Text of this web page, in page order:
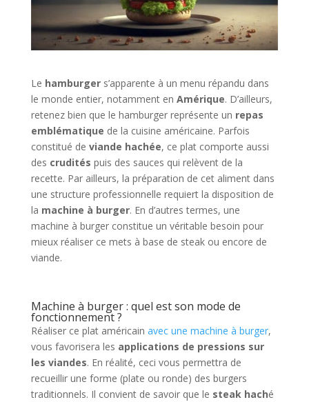
Le hamburgers’apparente à un menu répandu dans
le monde entier, notamment en Amérique. D’ailleurs,
retenez bien que le hamburger représente un repas
emblématique de la cuisine américaine. Parfois
constitué de viande hachée, ce plat comporte aussi
des crudités puis des sauces qui relèvent de la
recette. Par ailleurs, la préparation de cet aliment dans
une structure professionnelle requiert la disposition de
la machine à burger. En d’autres termes, une
machine à burger constitue un véritable besoin pour
mieux réaliser ce mets à base de steak ou encore de
viande.
Machine à burger : quel est son mode de
fonctionnement ?
Réaliser ce plat américain avec une machine à burger,
vous favorisera les applications de pressions sur
les viandes. En réalité, ceci vous permettra de
recueillir une forme (plate ou ronde) des burgers
traditionnels. Il convient de savoir que le steak haché